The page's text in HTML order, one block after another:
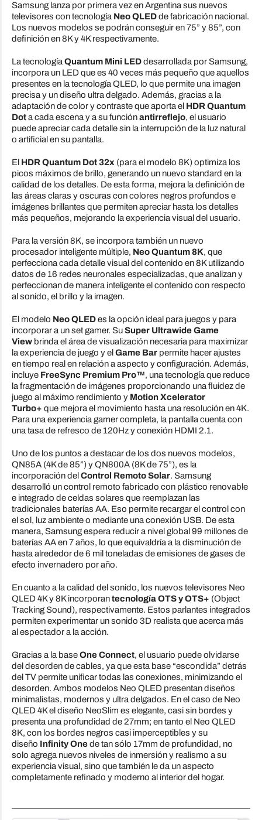
Samsung lanza por primera vez en Argentina sus nuevos
televisores con tecnología Neo QLEDde fabricación nacional.
Los nuevos modelos se podrán conseguir en 75” y 85”, con
definición en 8K y 4K respectivamente.
La tecnologíaQuantum Mini LEDdesarrollada por Samsung,
incorpora un LED que es 40 veces más pequeño que aquellos
presentes en la tecnología QLED, lo que permite una imagen
precisa y un diseño ultra delgado. Además, gracias a la
adaptación de color y contraste que aporta el HDR Quantum
Dota cada escena y a su funciónantirreflejo, el usuario
puede apreciar cada detalle sin la interrupción de la luz natural
o artificial en su pantalla.
El HDR Quantum Dot 32x (para el modelo 8K) optimiza los
picos máximos de brillo, generando un nuevo standard en la
calidad de los detalles. De esta forma, mejora la definición de
las áreas claras y oscuras con colores negros profundos e
imágenes brillantes que permiten apreciar hasta los detalles
más pequeños, mejorando la experiencia visual del usuario.
Para la versión 8K, se incorpora también un nuevo
procesador inteligente múltiple, Neo Quantum 8K, que
perfecciona cada detalle visual del contenido en 8K utilizando
datos de 16 redes neuronales especializadas, que analizan y
perfeccionan de manera inteligente el contenido con respecto
al sonido, el brillo y la imagen.
El modelo Neo QLEDes la opción ideal para juegos y para
incorporar a un set gamer. SuSuper Ultrawide Game
View brinda el área de visualización necesaria para maximizar
la experiencia de juego y el Game Barpermite hacer ajustes
en tiempo real en relación a aspecto y configuración. Además,
incluye FreeSync Premium Pro™, una tecnología que reduce
la fragmentación de imágenes proporcionando una fluidez de
juego al máximo rendimiento y Motion Xcelerator
Turbo+ que mejora el movimiento hasta una resolución en 4K.
Para una experiencia gamer completa, la pantalla cuenta con
una tasa de refresco de 120Hz y conexión HDMI 2.1.
Uno de los puntos a destacar de los dos nuevos modelos,
QN85A (4K de 85”) y QN800A (8K de 75”), es la
incorporación del Control Remoto Solar. Samsung
desarrolló un control remoto fabricado con plástico renovable
e integrado de celdas solares que reemplazan las
tradicionales baterías AA. Eso permite recargar el control con
el sol, luz ambiente o mediante una conexión USB. De esta
manera, Samsung espera reducir a nivel global 99 millones de
baterías AA en 7 años, lo que equivaldría a la disminución de
hasta alrededor de 6 mil toneladas de emisiones de gases de
efecto invernadero por año.
En cuanto a la calidad del sonido, los nuevos televisores Neo
QLED 4K y 8K incorporantecnología OTS y OTS+ (Object
Tracking Sound), respectivamente. Estos parlantes integrados
permiten experimentar un sonido 3D realista que acerca más
al espectador a la acción.
Gracias a la baseOne Connect, el usuario puede olvidarse
del desorden de cables, ya que esta base “escondida” detrás
del TV permite unificar todas las conexiones, minimizando el
desorden. Ambos modelos Neo QLED presentan diseños
minimalistas, modernos y ultra delgados. En el caso de Neo
QLED 4K el diseño NeoSlim es elegante, casi sin bordes y
presenta una profundidad de 27mm; en tanto el Neo QLED
8K, con los bordes negros casi imperceptibles y su
diseño Infinity Onede tan sólo 17mm de profundidad, no
solo agrega nuevos niveles de inmersión y realismo a su
experiencia visual, sino que también le da un aspecto
completamente refinado y moderno al interior del hogar.